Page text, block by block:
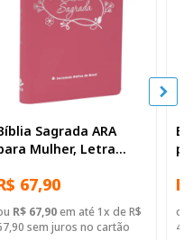
Sagrada ARA
Mulher, Letra
Sintético Rosa
67,90
R$ 67,90em até 1x de R$
sem juros no cartão
ou